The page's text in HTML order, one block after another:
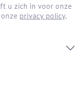
u zich in voor onze
privacy policy.